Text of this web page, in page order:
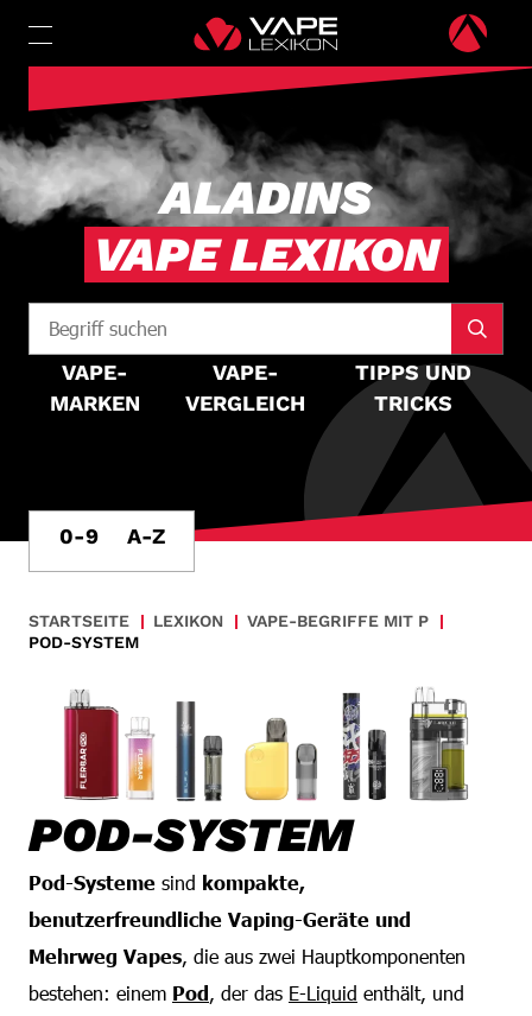
ALADINS
VAPE LEXIKON
VAPE-
MARKEN
VAPE-
VERGLEICH
TIPPS UND
TRICKS
0-9 A-Z
STARTSEITE LEXIKON
VAPE-BEGRIFFE MIT P
POD-SYSTEM
POD-SYSTEM
Pod-Systeme sind kompakte,
benutzerfreundliche Vaping-Geräte und
Mehrweg Vapes, die aus zwei Hauptkomponenten
bestehen: einem Pod, der das E-Liquid enthält, und